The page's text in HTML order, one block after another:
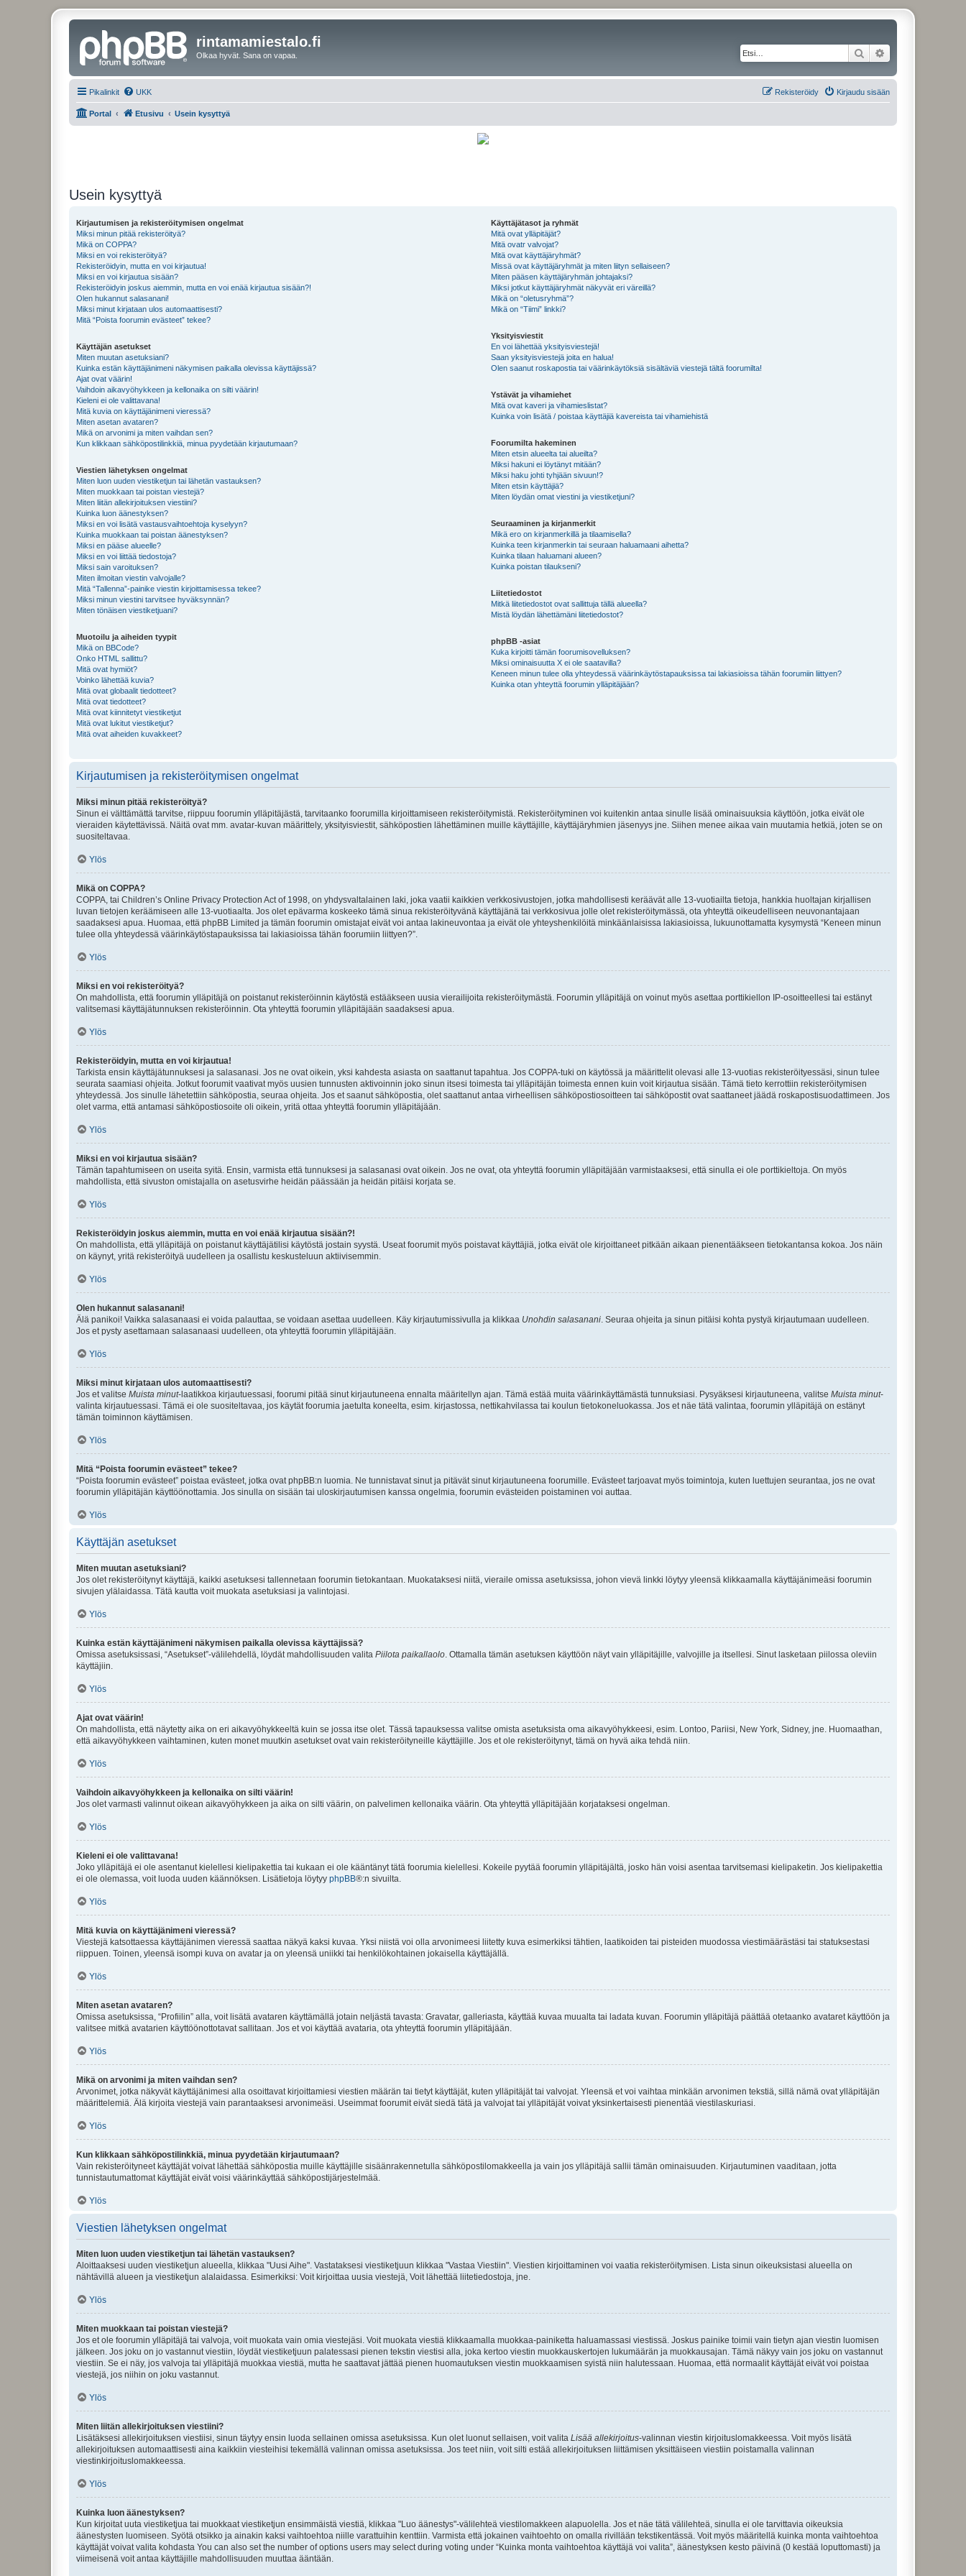
rintamamiestalo.fi
Olkaa hyvät. Sana on vapaa. Etsi
Pikalinkit UKK Kirjaudu sisään
Rekisteröidy
Portal Etusivu Usein kysyttyä
Usein kysyttyä
Kirjautumisen ja rekisteröitymisen ongelmat
Miksi minun pitää rekisteröityä?
Mikä on COPPA?
Miksi en voi rekisteröityä?
Rekisteröidyin, mutta en voi kirjautua!
Miksi en voi kirjautua sisään?
Rekisteröidyin joskus aiemmin, mutta en voi enää kirjautua sisään?!
Olen hukannut salasanani!
Miksi minut kirjataan ulos automaattisesti?
Mitä “Poista foorumin evästeet” tekee?
Käyttäjän asetukset
Miten muutan asetuksiani?
Kuinka estän käyttäjänimeni näkymisen paikalla olevissa käyttäjissä?
Ajat ovat väärin!
Vaihdoin aikavyöhykkeen ja kellonaika on silti väärin!
Kieleni ei ole valittavana!
Mitä kuvia on käyttäjänimeni vieressä?
Miten asetan avataren?
Mikä on arvonimi ja miten vaihdan sen?
Kun klikkaan sähköpostilinkkiä, minua pyydetään kirjautumaan?
Viestien lähetyksen ongelmat
Miten luon uuden viestiketjun tai lähetän vastauksen?
Miten muokkaan tai poistan viestejä?
Miten liitän allekirjoituksen viestiini?
Kuinka luon äänestyksen?
Miksi en voi lisätä vastausvaihtoehtoja kyselyyn?
Kuinka muokkaan tai poistan äänestyksen?
Miksi en pääse alueelle?
Miksi en voi liittää tiedostoja?
Miksi sain varoituksen?
Miten ilmoitan viestin valvojalle?
Mitä “Tallenna”-painike viestin kirjoittamisessa tekee?
Miksi minun viestini tarvitsee hyväksynnän?
Miten tönäisen viestiketjuani?
Muotoilu ja aiheiden tyypit
Mikä on BBCode?
Onko HTML sallittu?
Mitä ovat hymiöt?
Voinko lähettää kuvia?
Mitä ovat globaalit tiedotteet?
Mitä ovat tiedotteet?
Mitä ovat kiinnitetyt viestiketjut
Mitä ovat lukitut viestiketjut?
Mitä ovat aiheiden kuvakkeet?
Käyttäjätasot ja ryhmät
Mitä ovat ylläpitäjät?
Mitä ovatr valvojat?
Mitä ovat käyttäjäryhmät?
Missä ovat käyttäjäryhmät ja miten liityn sellaiseen?
Miten pääsen käyttäjäryhmän johtajaksi?
Miksi jotkut käyttäjäryhmät näkyvät eri väreillä?
Mikä on “oletusryhmä”?
Mikä on “Tiimi” linkki?
Yksityisviestit
En voi lähettää yksityisviestejä!
Saan yksityisviestejä joita en halua!
Olen saanut roskapostia tai väärinkäytöksiä sisältäviä viestejä tältä foorumilta!
Ystävät ja vihamiehet
Mitä ovat kaveri ja vihamieslistat?
Kuinka voin lisätä / poistaa käyttäjiä kavereista tai vihamiehistä
Foorumilta hakeminen
Miten etsin alueelta tai alueilta?
Miksi hakuni ei löytänyt mitään?
Miksi haku johti tyhjään sivuun!?
Miten etsin käyttäjiä?
Miten löydän omat viestini ja viestiketjuni?
Seuraaminen ja kirjanmerkit
Mikä ero on kirjanmerkillä ja tilaamisella?
Kuinka teen kirjanmerkin tai seuraan haluamaani aihetta?
Kuinka tilaan haluamani alueen?
Kuinka poistan tilaukseni?
Liitetiedostot
Mitkä liitetiedostot ovat sallittuja tällä alueella?
Mistä löydän lähettämäni liitetiedostot?
phpBB -asiat
Kuka kirjoitti tämän foorumisovelluksen?
Miksi ominaisuutta X ei ole saatavilla?
Keneen minun tulee olla yhteydessä väärinkäytöstapauksissa tai lakiasioissa tähän foorumiin liittyen?
Kuinka otan yhteyttä foorumin ylläpitäjään?
Kirjautumisen ja rekisteröitymisen ongelmat
Miksi minun pitää rekisteröityä?
Sinun ei välttämättä tarvitse, riippuu foorumin ylläpitäjästä, tarvitaanko foorumilla kirjoittamiseen rekisteröitymistä. Rekisteröityminen voi kuitenkin antaa sinulle lisää ominaisuuksia käyttöön, jotka eivät ole
vieraiden käytettävissä. Näitä ovat mm. avatar-kuvan määrittely, yksityisviestit, sähköpostien lähettäminen muille käyttäjille, käyttäjäryhmien jäsenyys jne. Siihen menee aikaa vain muutamia hetkiä, joten se on
suositeltavaa.
Ylös
Mikä on COPPA?
COPPA, tai Children’s Online Privacy Protection Act of 1998, on yhdysvaltalainen laki, joka vaatii kaikkien verkkosivustojen, jotka mahdollisesti keräävät alle 13-vuotiailta tietoja, hankkia huoltajan kirjallisen
luvan tietojen keräämiseen alle 13-vuotiaalta. Jos olet epävarma koskeeko tämä sinua rekisteröityvänä käyttäjänä tai verkkosivua jolle olet rekisteröitymässä, ota yhteyttä oikeudelliseen neuvonantajaan
saadaksesi apua. Huomaa, että phpBB Limited ja tämän foorumin omistajat eivät voi antaa lakineuvontaa ja eivät ole yhteyshenkilöitä minkäänlaisissa lakiasioissa, lukuunottamatta kysymystä “Keneen minun
tulee olla yhteydessä väärinkäytöstapauksissa tai lakiasioissa tähän foorumiin liittyen?”.
Ylös
Miksi en voi rekisteröityä?
On mahdollista, että foorumin ylläpitäjä on poistanut rekisteröinnin käytöstä estääkseen uusia vierailijoita rekisteröitymästä. Foorumin ylläpitäjä on voinut myös asettaa porttikiellon IP-osoitteellesi tai estänyt
valitsemasi käyttäjätunnuksen rekisteröinnin. Ota yhteyttä foorumin ylläpitäjään saadaksesi apua.
Ylös
Rekisteröidyin, mutta en voi kirjautua!
Tarkista ensin käyttäjätunnuksesi ja salasanasi. Jos ne ovat oikein, yksi kahdesta asiasta on saattanut tapahtua. Jos COPPA-tuki on käytössä ja määrittelit olevasi alle 13-vuotias rekisteröityessäsi, sinun tulee
seurata saamiasi ohjeita. Jotkut foorumit vaativat myös uusien tunnusten aktivoinnin joko sinun itsesi toimesta tai ylläpitäjän toimesta ennen kuin voit kirjautua sisään. Tämä tieto kerrottiin rekisteröitymisen
yhteydessä. Jos sinulle lähetettiin sähköpostia, seuraa ohjeita. Jos et saanut sähköpostia, olet saattanut antaa virheellisen sähköpostiosoitteen tai sähköpostit ovat saattaneet jäädä roskapostisuodattimeen. Jos
olet varma, että antamasi sähköpostiosoite oli oikein, yritä ottaa yhteyttä foorumin ylläpitäjään.
Ylös
Miksi en voi kirjautua sisään?
Tämän tapahtumiseen on useita syitä. Ensin, varmista että tunnuksesi ja salasanasi ovat oikein. Jos ne ovat, ota yhteyttä foorumin ylläpitäjään varmistaaksesi, että sinulla ei ole porttikieltoja. On myös
mahdollista, että sivuston omistajalla on asetusvirhe heidän päässään ja heidän pitäisi korjata se.
Ylös
Rekisteröidyin joskus aiemmin, mutta en voi enää kirjautua sisään?!
On mahdollista, että ylläpitäjä on poistanut käyttäjätilisi käytöstä jostain syystä. Useat foorumit myös poistavat käyttäjiä, jotka eivät ole kirjoittaneet pitkään aikaan pienentääkseen tietokantansa kokoa. Jos näin
on käynyt, yritä rekisteröityä uudelleen ja osallistu keskusteluun aktiivisemmin.
Ylös
Olen hukannut salasanani!
Älä panikoi! Vaikka salasanaasi ei voida palauttaa, se voidaan asettaa uudelleen. Käy kirjautumissivulla ja klikkaa Unohdin salasanani . Seuraa ohjeita ja sinun pitäisi kohta pystyä kirjautumaan uudelleen.
Jos et pysty asettamaan salasanaasi uudelleen, ota yhteyttä foorumin ylläpitäjään.
Ylös
Miksi minut kirjataan ulos automaattisesti?
Jos et valitse Muista minut-laatikkoa kirjautuessasi, foorumi pitää sinut kirjautuneena ennalta määritellyn ajan. Tämä estää muita väärinkäyttämästä tunnuksiasi. Pysyäksesi kirjautuneena, valitse Muista minut-
valinta kirjautuessasi. Tämä ei ole suositeltavaa, jos käytät foorumia jaetulta koneelta, esim. kirjastossa, nettikahvilassa tai koulun tietokoneluokassa. Jos et näe tätä valintaa, foorumin ylläpitäjä on estänyt
tämän toiminnon käyttämisen.
Ylös
Mitä “Poista foorumin evästeet” tekee?
“Poista foorumin evästeet” poistaa evästeet, jotka ovat phpBB:n luomia. Ne tunnistavat sinut ja pitävät sinut kirjautuneena foorumille. Evästeet tarjoavat myös toimintoja, kuten luettujen seurantaa, jos ne ovat
foorumin ylläpitäjän käyttöönottamia. Jos sinulla on sisään tai uloskirjautumisen kanssa ongelmia, foorumin evästeiden poistaminen voi auttaa.
Ylös
Käyttäjän asetukset
Miten muutan asetuksiani?
Jos olet rekisteröitynyt käyttäjä, kaikki asetuksesi tallennetaan foorumin tietokantaan. Muokataksesi niitä, vieraile omissa asetuksissa, johon vievä linkki löytyy yleensä klikkaamalla käyttäjänimeäsi foorumin
sivujen ylälaidassa. Tätä kautta voit muokata asetuksiasi ja valintojasi.
Ylös
Kuinka estän käyttäjänimeni näkymisen paikalla olevissa käyttäjissä?
Omissa asetuksissasi, “Asetukset”-välilehdellä, löydät mahdollisuuden valita Piilota paikallaolo . Ottamalla tämän asetuksen käyttöön näyt vain ylläpitäjille, valvojille ja itsellesi. Sinut lasketaan piilossa oleviin
käyttäjiin.
Ylös
Ajat ovat väärin!
On mahdollista, että näytetty aika on eri aikavyöhykkeeltä kuin se jossa itse olet. Tässä tapauksessa valitse omista asetuksista oma aikavyöhykkeesi, esim. Lontoo, Pariisi, New York, Sidney, jne. Huomaathan,
että aikavyöhykkeen vaihtaminen, kuten monet muutkin asetukset ovat vain rekisteröityneille käyttäjille. Jos et ole rekisteröitynyt, tämä on hyvä aika tehdä niin.
Ylös
Vaihdoin aikavyöhykkeen ja kellonaika on silti väärin!
Jos olet varmasti valinnut oikean aikavyöhykkeen ja aika on silti väärin, on palvelimen kellonaika väärin. Ota yhteyttä ylläpitäjään korjataksesi ongelman.
Ylös
Kieleni ei ole valittavana!
Joko ylläpitäjä ei ole asentanut kielellesi kielipakettia tai kukaan ei ole kääntänyt tätä foorumia kielellesi. Kokeile pyytää foorumin ylläpitäjältä, josko hän voisi asentaa tarvitsemasi kielipaketin. Jos kielipakettia
ei ole olemassa, voit luoda uuden käännöksen. Lisätietoja löytyy phpBB®:n sivuilta.
Ylös
Mitä kuvia on käyttäjänimeni vieressä?
Viestejä katsottaessa käyttäjänimen vieressä saattaa näkyä kaksi kuvaa. Yksi niistä voi olla arvonimeesi liitetty kuva esimerkiksi tähtien, laatikoiden tai pisteiden muodossa viestimäärästäsi tai statuksestasi
riippuen. Toinen, yleensä isompi kuva on avatar ja on yleensä uniikki tai henkilökohtainen jokaisella käyttäjällä.
Ylös
Miten asetan avataren?
Omissa asetuksissa, “Profiilin” alla, voit lisätä avataren käyttämällä jotain neljästä tavasta: Gravatar, galleriasta, käyttää kuvaa muualta tai ladata kuvan. Foorumin ylläpitäjä päättää otetaanko avataret käyttöön ja
valitsee mitkä avatarien käyttöönottotavat sallitaan. Jos et voi käyttää avataria, ota yhteyttä foorumin ylläpitäjään.
Ylös
Mikä on arvonimi ja miten vaihdan sen?
Arvonimet, jotka näkyvät käyttäjänimesi alla osoittavat kirjoittamiesi viestien määrän tai tietyt käyttäjät, kuten ylläpitäjät tai valvojat. Yleensä et voi vaihtaa minkään arvonimen tekstiä, sillä nämä ovat ylläpitäjän
määrittelemiä. Älä kirjoita viestejä vain parantaaksesi arvonimeäsi. Useimmat foorumit eivät siedä tätä ja valvojat tai ylläpitäjät voivat yksinkertaisesti pienentää viestilaskuriasi.
Ylös
Kun klikkaan sähköpostilinkkiä, minua pyydetään kirjautumaan?
Vain rekisteröityneet käyttäjät voivat lähettää sähköpostia muille käyttäjille sisäänrakennetulla sähköpostilomakkeella ja vain jos ylläpitäjä sallii tämän ominaisuuden. Kirjautuminen vaaditaan, jotta
tunnistautumattomat käyttäjät eivät voisi väärinkäyttää sähköpostijärjestelmää.
Ylös
Viestien lähetyksen ongelmat
Miten luon uuden viestiketjun tai lähetän vastauksen?
Aloittaaksesi uuden viestiketjun alueella, klikkaa "Uusi Aihe". Vastataksesi viestiketjuun klikkaa "Vastaa Viestiin". Viestien kirjoittaminen voi vaatia rekisteröitymisen. Lista sinun oikeuksistasi alueella on
nähtävillä alueen ja viestiketjun alalaidassa. Esimerkiksi: Voit kirjoittaa uusia viestejä, Voit lähettää liitetiedostoja, jne.
Ylös
Miten muokkaan tai poistan viestejä?
Jos et ole foorumin ylläpitäjä tai valvoja, voit muokata vain omia viestejäsi. Voit muokata viestiä klikkaamalla muokkaa-painiketta haluamassasi viestissä. Joskus painike toimii vain tietyn ajan viestin luomisen
jälkeen. Jos joku on jo vastannut viestiin, löydät viestiketjuun palatessasi pienen tekstin viestisi alla, joka kertoo viestin muokkauskertojen lukumäärän ja muokkausajan. Tämä näkyy vain jos joku on vastannut
viestiin. Se ei näy, jos valvoja tai ylläpitäjä muokkaa viestiä, mutta he saattavat jättää pienen huomautuksen viestin muokkaamisen syistä niin halutessaan. Huomaa, että normaalit käyttäjät eivät voi poistaa
viestejä, jos niihin on joku vastannut.
Ylös
Miten liitän allekirjoituksen viestiini?
Lisätäksesi allekirjoituksen viestiisi, sinun täytyy ensin luoda sellainen omissa asetuksissa. Kun olet luonut sellaisen, voit valita Lisää allekirjoitus-valinnan viestin kirjoituslomakkeessa. Voit myös lisätä
allekirjoituksen automaattisesti aina kaikkiin viesteihisi tekemällä valinnan omissa asetuksissa. Jos teet niin, voit silti estää allekirjoituksen liittämisen yksittäiseen viestiin poistamalla valinnan
viestinkirjoituslomakkeessa.
Ylös
Kuinka luon äänestyksen?
Kun kirjoitat uuta viestiketjua tai muokkaat viestiketjun ensimmäistä viestiä, klikkaa "Luo äänestys"-välilehteä viestilomakkeen alapuolella. Jos et näe tätä välilehteä, sinulla ei ole tarvittavia oikeuksia
äänestysten luomiseen. Syötä otsikko ja ainakin kaksi vaihtoehtoa niille varattuihin kenttiin. Varmista että jokainen vaihtoehto on omalla rivillään tekstikentässä. Voit myös määritellä kuinka monta vaihtoehtoa
käyttäjät voivat valita kohdasta You can also set the number of options users may select during voting under “Kuinka monta vaihtoehtoa käyttäjä voi valita”, äänestyksen kesto päivinä (0 kestää loputtomasti) ja
viimeisenä voit antaa käyttäjille mahdollisuuden muuttaa ääntään.